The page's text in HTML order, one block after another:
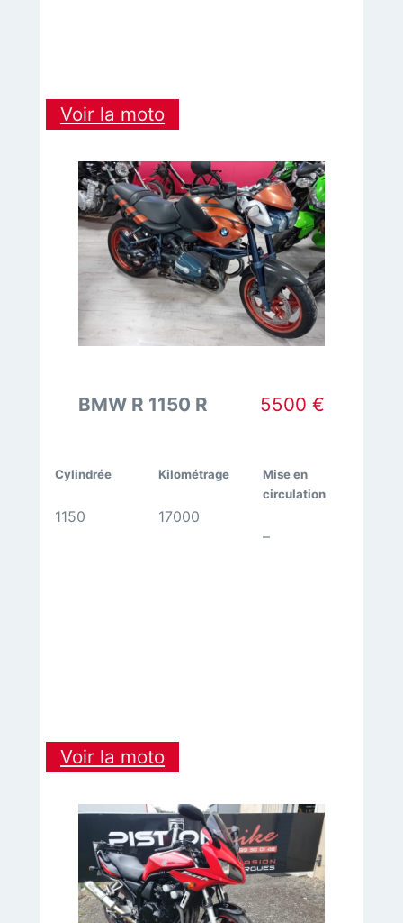
Voir la moto:
750
F1
BMW R 1150 R 5500 €
Cylindrée
1150
Kilométrage
17000
Mise en
circulation
–
Voir la moto:
R
1150
R